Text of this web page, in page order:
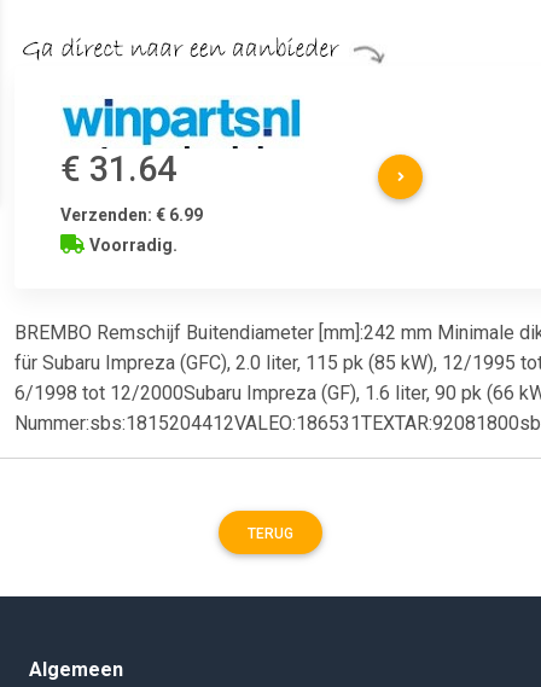
€ 31.64
Verzenden: € 6.99
Voorradig.
BREMBO Remschijf Buitendiameter [mm]:242 mm Minimale
für Subaru Impreza (GFC), 2.0 liter, 115 pk (85 kW), 12/1995
6/1998 tot 12/2000Subaru Impreza (GF), 1.6 liter, 90 pk (66
TERUG
Algemeen